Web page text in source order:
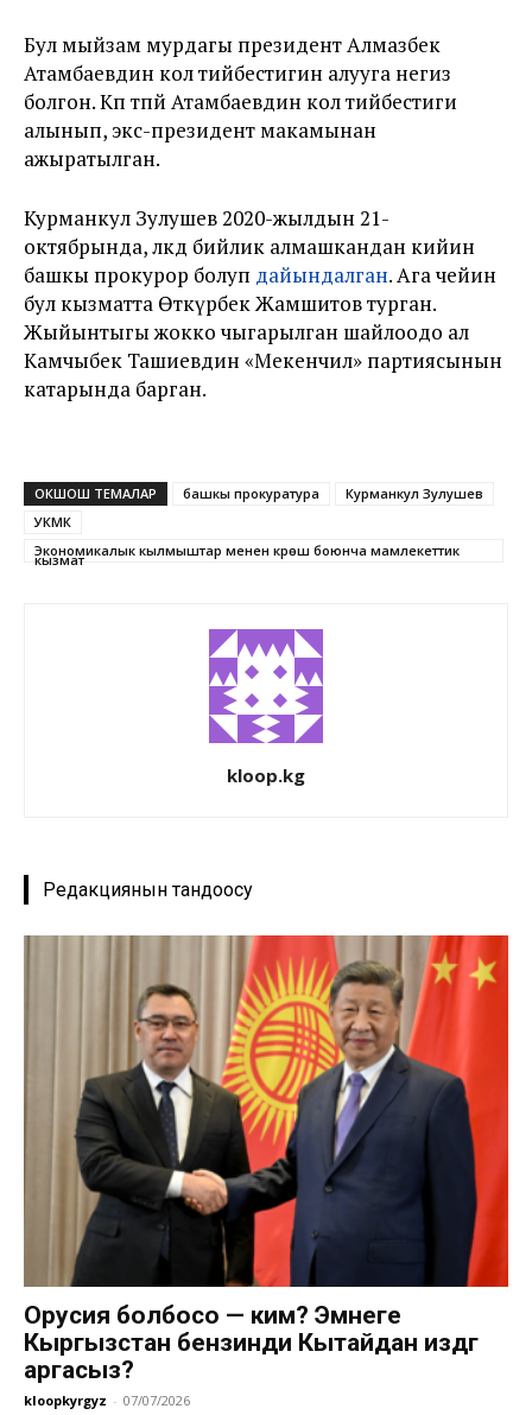
Бул мыйзам мурдагы президент Алмазбек
Атамбаевдин кол тийбестигин алууга негиз
болгон. Көп өтпөй Атамбаевдин кол тийбестиги
алынып, экс-президент макамынан
ажыратылган.
Курманкул Зулушев 2020-жылдын 21-
октябрында, өлкөдө бийлик алмашкандан кийин
башкы прокурор болуп дайындалган. Ага чейин
бул кызматта Өткүрбек Жамшитов турган.
Жыйынтыгы жокко чыгарылган шайлоодо ал
Камчыбек Ташиевдин «Мекенчил» партиясынын
катарында барган.
ОКШОШ ТЕМАЛАР башкы прокуратура
Курманкул Зулушев
УКМК
Экономикалык кылмыштар менен күрөшүү боюнча мамлекеттик
кызмат
kloop.kg
Редакциянын тандоосу
Орусия болбосо — ким? Эмнеге
Кыргызстан бензинди Кытайдан издөөгө
аргасыз?
kloopkyrgyz - 07/07/2026